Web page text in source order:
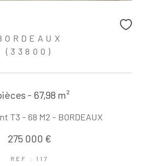
(33800)
- 67,98 m²
T3 - 68 M2 - BORDEAUX
275 000 €
REF : 117